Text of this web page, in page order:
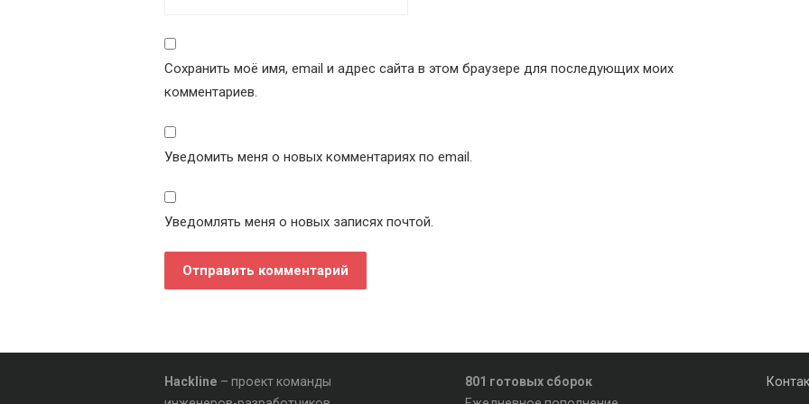
Сохранить моё имя, email и адрес сайта в этом браузере для последующих моих
комментариев.
Уведомить меня о новых комментариях по email.
Уведомлять меня о новых записях почтой.
Hackline – проект команды
801 готовых сборок